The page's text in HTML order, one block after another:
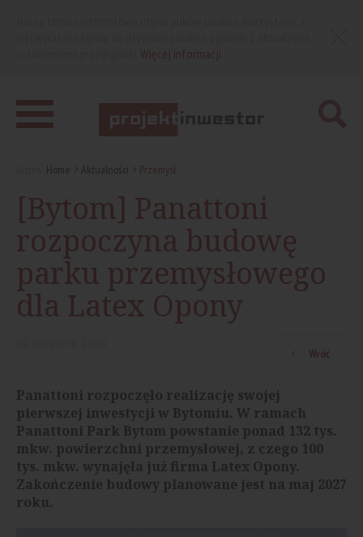
Home Aktualności Przemysł
[Bytom] Panattoni
rozpoczyna budowę
parku przemysłowego
dla Latex Opony
Wróć
Panattoni rozpoczęło realizację swojej
pierwszej inwestycji w Bytomiu. W ramach
Panattoni Park Bytom powstanie ponad 132 tys.
mkw. powierzchni przemysłowej, z czego 100
tys. mkw. wynajęła już firma Latex Opony.
Zakończenie budowy planowane jest na maj 2027
roku.